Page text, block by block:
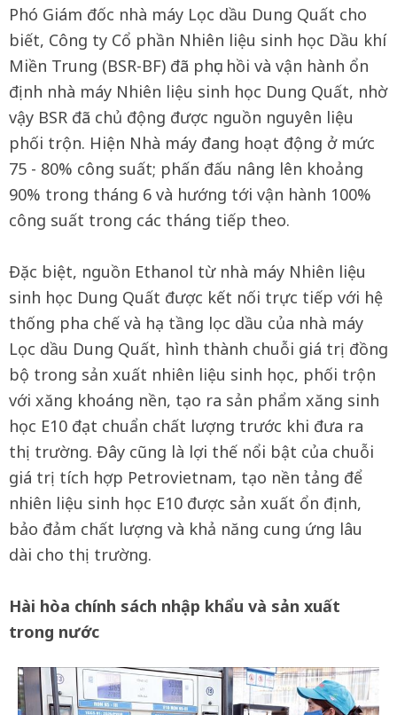
Phó Giám đốc nhà máy Lọc dầu Dung Quất cho
biết, Công ty Cổ phần Nhiên liệu sinh học Dầu khí
Miền Trung (BSR-BF) đã phục hồi và vận hành ổn
định nhà máy Nhiên liệu sinh học Dung Quất, nhờ
vậy BSR đã chủ động được nguồn nguyên liệu
phối trộn. Hiện Nhà máy đang hoạt động ở mức
75 - 80% công suất; phấn đấu nâng lên khoảng
90% trong tháng 6 và hướng tới vận hành 100%
công suất trong các tháng tiếp theo.
Đặc biệt, nguồn Ethanol từ nhà máy Nhiên liệu
sinh học Dung Quất được kết nối trực tiếp với hệ
thống pha chế và hạ tầng lọc dầu của nhà máy
Lọc dầu Dung Quất, hình thành chuỗi giá trị đồng
bộ trong sản xuất nhiên liệu sinh học, phối trộn
với xăng khoáng nền, tạo ra sản phẩm xăng sinh
học E10 đạt chuẩn chất lượng trước khi đưa ra
thị trường. Đây cũng là lợi thế nổi bật của chuỗi
giá trị tích hợp Petrovietnam, tạo nền tảng để
nhiên liệu sinh học E10 được sản xuất ổn định,
bảo đảm chất lượng và khả năng cung ứng lâu
dài cho thị trường.
Hài hòa chính sách nhập khẩu và sản xuất
trong nước